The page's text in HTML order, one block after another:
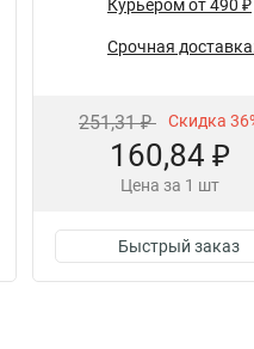
Курьером от 490 ₽
Срочная
251,31 ₽ Скидка
160,84 ₽
Цена за 1 шт
Быстрый заказ